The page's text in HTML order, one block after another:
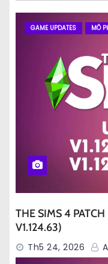
GAME UPDATES MÔ
THE SIMS 4
V1.124.63)
Th5 24, 2026